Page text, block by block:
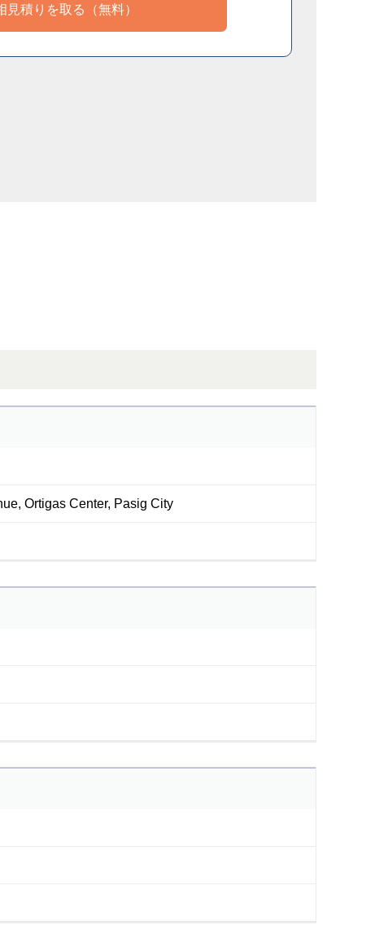
見積りを取る（無料）
Ortigas Center, Pasig City